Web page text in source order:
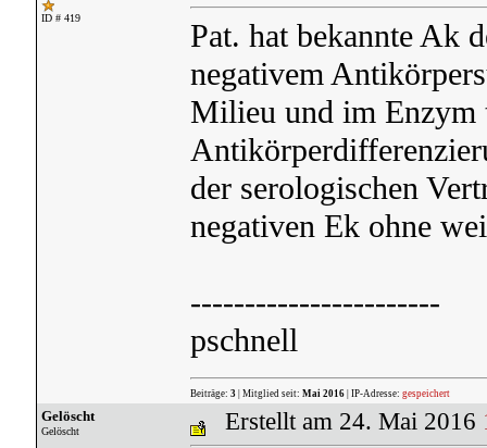
ID # 419
Pat. hat bekannte Ak
negativem
Milieu und im Enzym
der serologischen
negativen Ek ohne
-----------------------
pschnell
Beiträge: 3| Mitglied seit: Mai 2016| IP-Adresse: gespeichert
Gelöscht
Gelöscht
Erstellt am 24. Mai 2016